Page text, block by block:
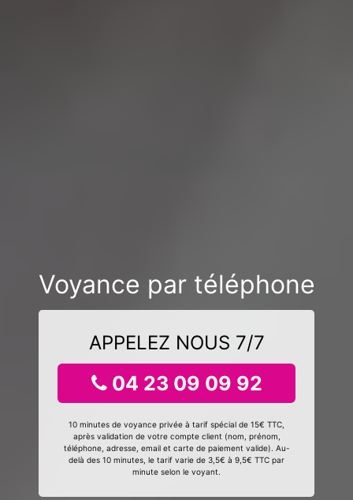
Voyance par téléphone
APPELEZ NOUS 7/7
04 23 09 09 92
10 minutes de voyance privée à tarif spécial de 15€ TTC,
après validation de votre compte client (nom, prénom,
téléphone, adresse, email et carte de paiement valide). Au-
delà des 10 minutes, le tarif varie de 3,5€ à 9,5€ TTC par
minute selon le voyant.